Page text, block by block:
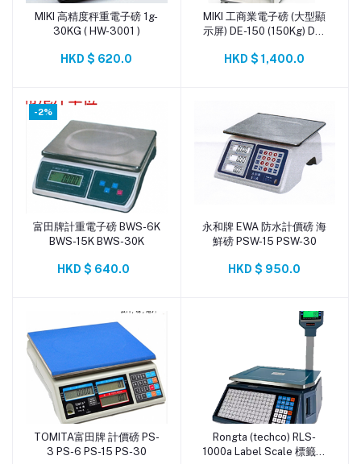
添加到購物車
MIKI 高精度秤重電子磅 1g-
30KG ( HW-3001 )
HKD $ 620.0
添加到購物車
MIKI 工商業電子磅 (大型顯
示屏) DE-150 (150Kg) DE-
HKD $ 1,400.0
-2%
添加到購物車
富田牌計重電子磅 BWS-6K
BWS-15K BWS-30K
HKD $ 640.0
添加到購物車
永和牌 EWA 防水計價磅 海
鮮磅 PSW-15 PSW-30
HKD $ 950.0
添加到購物車
TOMITA富田牌 計價磅 PS-
3 PS-6 PS-15 PS-30
添加到購物車
Rongta (techco) RLS-
1000a Label Scale 標籤計